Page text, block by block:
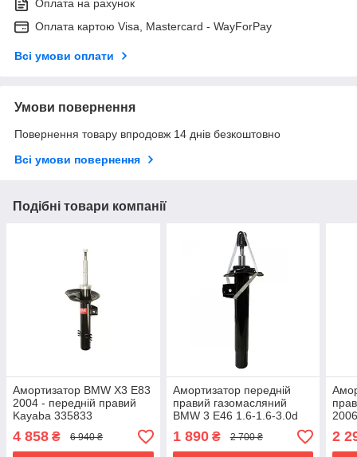
Оплата на рахунок
Оплата картою Visa, Mastercard - WayForPay
Всі умови оплати
Умови повернення
Повернення товару впродовж 14 днів безкоштовно
Всі умови повернення
Подібні товари компанії
Амортизатор BMW X3 E83
2004 - передній правий
Kayaba 335833
4 858 ₴ 6 940 ₴
Амортизатор передній
правий газомасляний
BMW 3 E46 1.6-1.6-3.0d
1998--2008 1094567 /
31311096856
1 890₴ 2 700 ₴ 2